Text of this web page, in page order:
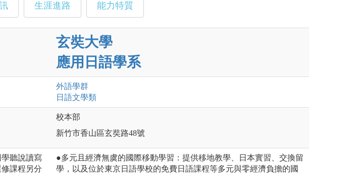
生涯進路 能力特質
玄奘大學
應用日語學系
外語學群
日語文學類
校本部
新竹市香山區玄奘路48號
聽說讀寫
課程另分
●多元且經濟無虞的國際移動學習：提供移地教學、日本實習、交換留
學，以及位於東京日語學校的免費日語課程等多元與零經濟負擔的國